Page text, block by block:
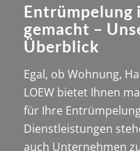
Entrümpelung
gemacht –
Überblick
Egal, ob Wohnung,
LOEW bietet Ihnen
für Ihre
Dienstleistungen
auch Unternehmen